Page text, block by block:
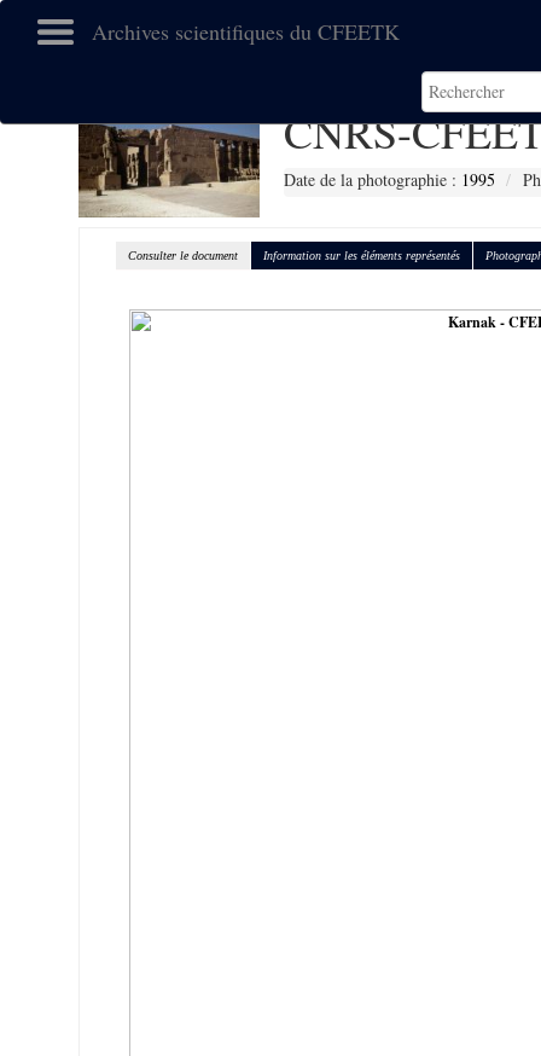
Archives scientifiques du CFEETK
CNRS-
Date de la photographie : 1995
Consulter le document Information sur les éléments représentés